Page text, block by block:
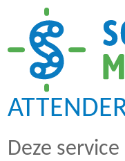
Deze